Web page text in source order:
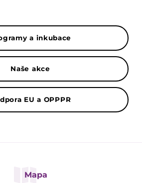
a inkubace
Naše akce
EU a OPPPR
Mapa